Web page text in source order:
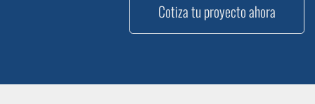
Cotiza tu proyecto ahora